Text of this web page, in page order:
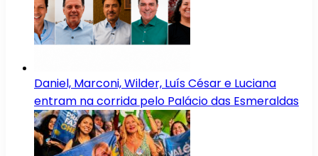
Daniel, Marconi, Wilder, Luís César e Luciana
entram na corrida pelo Palácio das Esmeraldas